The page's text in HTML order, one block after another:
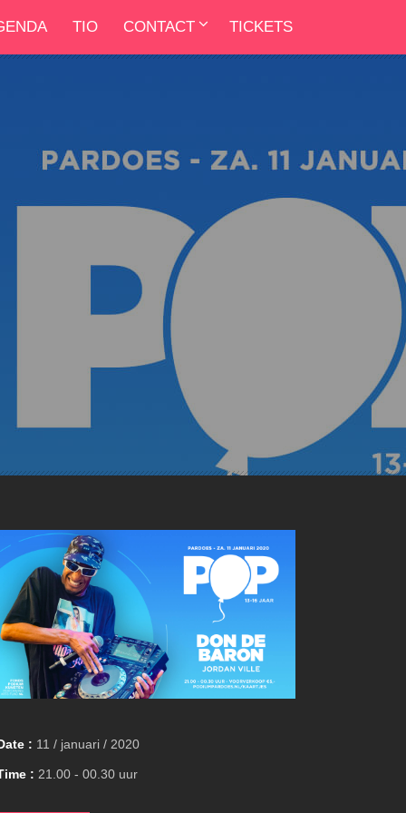
TIO CONTACT TICKETS
: 11 / januari / 2020
: 21.00 - 00.30 uur